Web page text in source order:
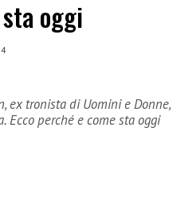
oggi
ex tronista di Uomini e Donne,
Ecco perché e come sta oggi